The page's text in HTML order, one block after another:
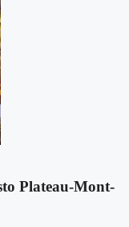
Plateau-Mont-